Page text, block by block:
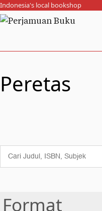
Indonesia's local bookshop
Peretas
Format